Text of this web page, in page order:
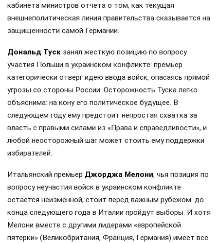
кабинета министров отчета о том, как текущая
внешнеполитическая линия правительства сказывается на
защищенности самой Германии.
Дональд Туск занял жесткую позицию по вопросу
участия Польши в украинском конфликте: премьер
категорически отверг идею ввода войск, опасаясь прямой
угрозы со стороны России. Осторожность Туска легко
объяснима: на кону его политическое будущее. В
следующем году ему предстоит непростая схватка за
власть с правыми силами из «Права и справедливости», и
любой неосторожный шаг может стоить ему поддержки
избирателей.
Итальянский премьер Джорджа Мелони, чья позиция по
вопросу неучастия войск в украинском конфликте
остается неизменной, стоит перед важным рубежом: до
конца следующего года в Италии пройдут выборы. И хотя
Мелони вместе с другими лидерами «европейской
пятерки» (Великобритания, Франция, Германия) имеет все